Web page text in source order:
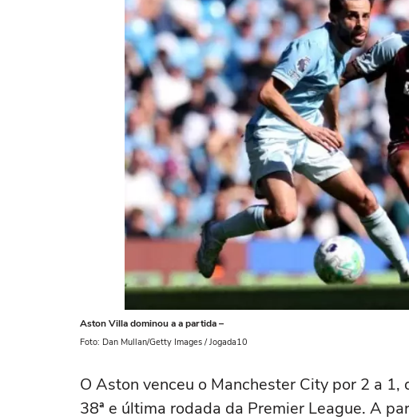
Aston Villa dominou a a partida –
Foto: Dan Mullan/Getty Images / Jogada10
O Aston venceu o Manchester City por 2 a
38ª e última rodada da Premier League. A